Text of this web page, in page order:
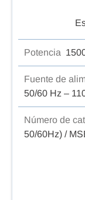
Potencia
Fuente de
50/60 Hz –
Número de
50/60Hz) /